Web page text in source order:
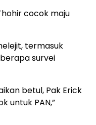
cocok maju
termasuk
survei
betul, Pak Erick
untuk PAN,”